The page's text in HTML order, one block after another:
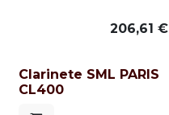
206,61 €
Clarinete SML PARIS
CL400